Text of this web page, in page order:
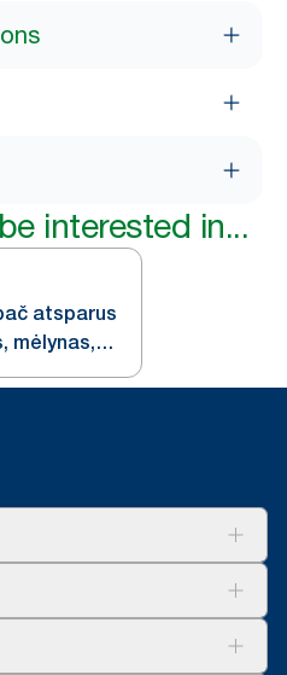
interested in...
atsparus
mėlynas,